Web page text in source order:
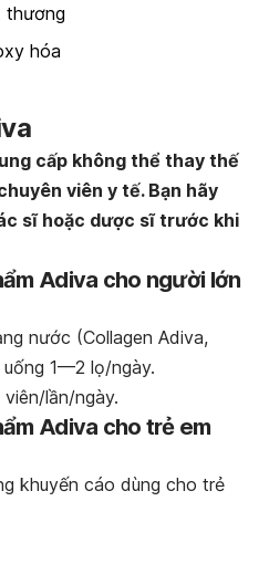
thương
hóa
cấp không thể thay thế
viên y tế. Bạn hãy
sĩ hoặc dược sĩ trước khi
Adiva cho người lớn
nước (Collagen Adiva,
1—2 lọ/ngày.
viên/lần/ngày.
Adiva cho trẻ em
khuyến cáo dùng cho trẻ